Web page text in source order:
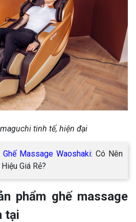
tinh tế, hiện đại
Ghế Massage Waoshaki: Có Nên
Giá Rẻ?
phẩm ghế massage
tại